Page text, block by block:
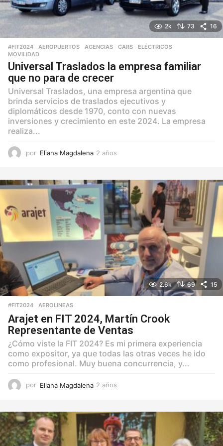
2k 73 16
#FIT2024 ,AEROPUERTOS ,AGENCIAS ,CARS ,ELÉCTRICOS
MOVILIDAD
Universal Traslados la empresa familiar
que no para de crecer
Universal Traslados, una empresa argentina que
brinda servicios de traslados ejecutivos y
diplomáticos desde 1970, conto con nuevas
inversiones y crecimiento en este 2024. La empresa
realiza...
por Eliana Magdalena 2 años
o
s
2.6k 69 15
#FIT2024 ,AEROLINEAS
Arajet en FIT 2024, Martín Crook
Representante de Ventas
¿Cómo viste la FIT 2024? Es mi primera experiencia
como expositor, ya que todas las otras veces he ido
como profesional. Muy buena concurrencia, y...
por Eliana Magdalena 2 años
o
s